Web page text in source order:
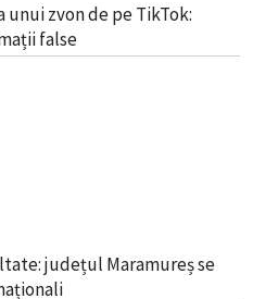
zvon de pe TikTok:
false
județul Maramureș se